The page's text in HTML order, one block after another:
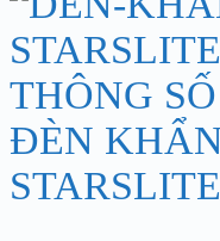
THÔNG
ĐÈN
STARSLITE